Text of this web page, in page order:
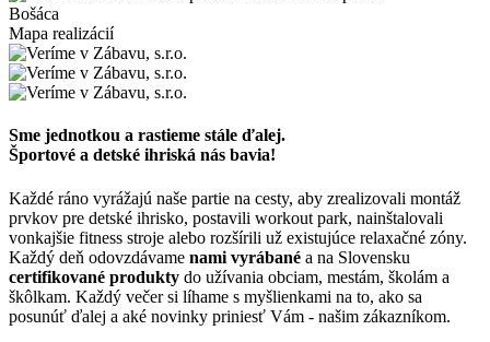
Bošáca
Mapa realizácií
Sme jednotkou a rastieme stále ďalej.
Športové a detské ihriská nás bavia!
Každé ráno vyrážajú naše partie na cesty, aby zrealizovali montáž
prvkov pre detské ihrisko, postavili workout park, nainštalovali
vonkajšie fitness stroje alebo rozšírili už existujúce relaxačné zóny.
Každý deň odovzdávame nami vyrábané a na Slovensku
certifikované produkty do užívania obciam, mestám, školám a
škôlkam. Každý večer si líhame s myšlienkami na to, ako sa
posunúť ďalej a aké novinky priniesť Vám - našim zákazníkom.